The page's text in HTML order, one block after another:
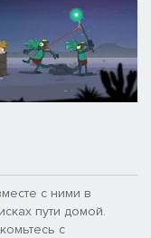
с ними в
пути домой.
с